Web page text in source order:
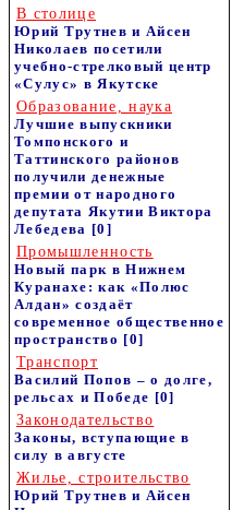
В столице
Юрий Трутнев и Айсен
Николаев посетили
учебно-стрелковый центр
«Сулус» в Якутске
Образование, наука
Лучшие выпускники
Томпонского и
Таттинского районов
получили денежные
премии от народного
депутата Якутии Виктора
Лебедева [0]
Промышленность
Новый парк в Нижнем
Куранахе: как «Полюс
Алдан» создаёт
современное общественное
пространство [0]
Транспорт
Василий Попов – о долге,
рельсах и Победе [0]
Законодательство
Законы, вступающие в
силу в августе
Жилье, строительство
Юрий Трутнев и Айсен